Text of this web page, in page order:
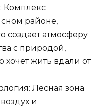
Комплекс
районе,
создает атмосферу
с природой,
хочет жить вдали от
Лесная зона
и